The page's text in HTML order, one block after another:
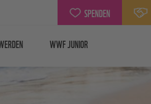
SPENDEN
WWF JUNIOR